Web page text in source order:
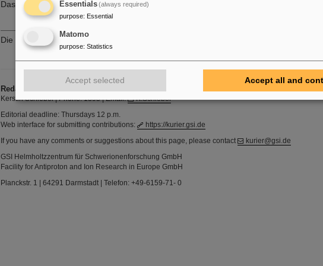
Das weitere Programm finden Sie auf unseren Webseiten
Die aktuellen internen Stellenausschreibungen finden Sie auch unter
Redaktion
Kerstin Schiebel | Phone: 1395 | Email:
K.Schiebel
Editorial deadline: Thursdays 12 p.m.
Web interface for submitting contributions:
https://kurier.gsi.de
If you have any comments or suggestions about this page, please contact
kurier@gsi.de
GSI Helmholtzzentrum für Schwerionenforschung GmbH
Facility for Antiproton and Ion Research in Europe GmbH
Planckstr. 1 | 64291 Darmstadt | Telefon: +49-6159-71- 0
Essentials(always required)
purpose: Essential
Matomo
purpose: Statistics
Accept selected Accept all and